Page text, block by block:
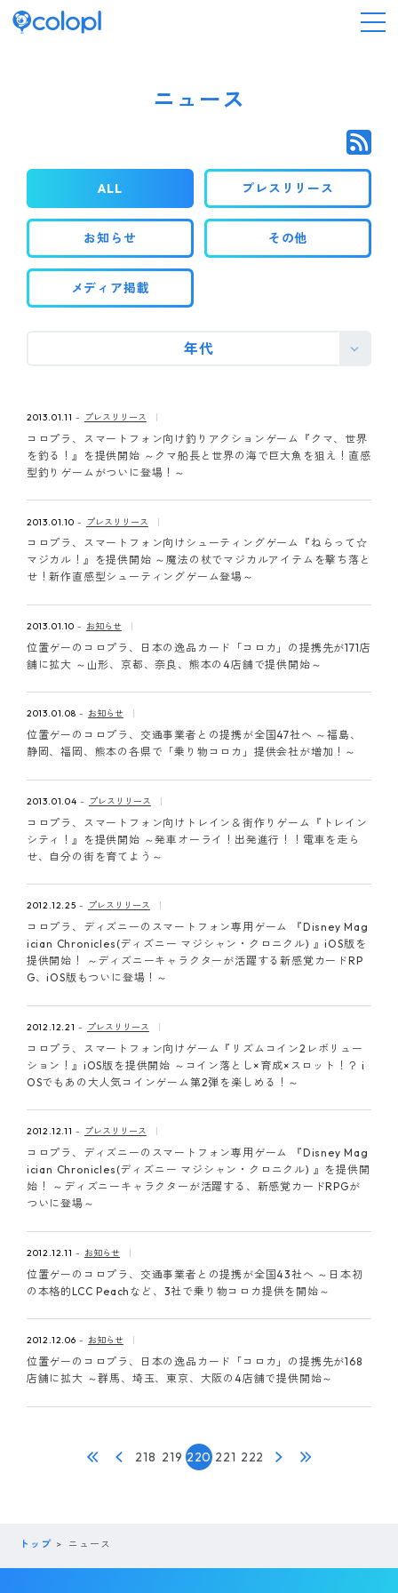
IR情報
採用情報
ピンマーク
EN
ニュース
ALL プレスリリース
お知らせ その他
メディア掲載
年代
2013.01.11 プレスリリース
コロプラ、スマートフォン向け釣りアクションゲーム『クマ、世界
を釣る！』を提供開始 ～クマ船長と世界の海で巨大魚を狙え！直感
型釣りゲームがついに登場！～
2013.01.10 プレスリリース
コロプラ、スマートフォン向けシューティングゲーム『ねらって☆
マジカル！』を提供開始 ～魔法の杖でマジカルアイテムを撃ち落と
せ！新作直感型シューティングゲーム登場～
2013.01.10 お知らせ
位置ゲーのコロプラ、日本の逸品カード「コロカ」の提携先が171店
舗に拡大 ～山形、京都、奈良、熊本の4店舗で提供開始～
2013.01.08 お知らせ
位置ゲーのコロプラ、交通事業者との提携が全国47社へ ～福島、
静岡、福岡、熊本の各県で「乗り物コロカ」提供会社が増加！～
2013.01.04 プレスリリース
コロプラ、スマートフォン向けトレイン＆街作りゲーム『トレイン
シティ！』を提供開始 ～発車オーライ！出発進行！！電車を走ら
せ、自分の街を育てよう～
2012.12.25 プレスリリース
コロプラ、ディズニーのスマートフォン専用ゲーム 『Disney Mag
ician Chronicles(ディズニー マジシャン・クロニクル) 』iOS版を
提供開始！ ～ディズニーキャラクターが活躍する新感覚カードRP
G、iOS版もついに登場！～
2012.12.21 プレスリリース
コロプラ、スマートフォン向けゲーム『リズムコイン2レボリュー
ション！』iOS版を提供開始 ～コイン落とし×育成×スロット！？ i
OSでもあの大人気コインゲーム第2弾を楽しめる！～
2012.12.11 プレスリリース
コロプラ、ディズニーのスマートフォン専用ゲーム 『Disney Mag
ician Chronicles(ディズニー マジシャン・クロニクル) 』を提供開
始！ ～ディズニーキャラクターが活躍する、新感覚カードRPGが
ついに登場～
2012.12.11 お知らせ
位置ゲーのコロプラ、交通事業者との提携が全国43社へ ～日本初
の本格的LCC Peachなど、3社で乗り物コロカ提供を開始～
2012.12.06 お知らせ
位置ゲーのコロプラ、日本の逸品カード「コロカ」の提携先が168
店舗に拡大 ～群馬、埼玉、東京、大阪の4店舗で提供開始～
218 219 220 221 222
トップ ニュース